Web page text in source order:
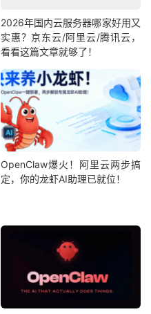
2026年国内云服务器哪家好用又
实惠？京东云/阿里云/腾讯云，
看看这篇文章就够了！
OpenClaw爆火！阿里云两步搞
定，你的龙虾AI助理已就位！